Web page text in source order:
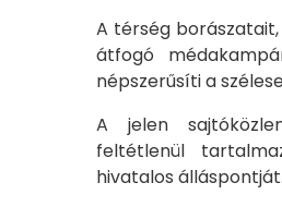
A térség
átfogó
népszerűsíti a
A jelen
feltétlenül
hivatalos álláspontját.